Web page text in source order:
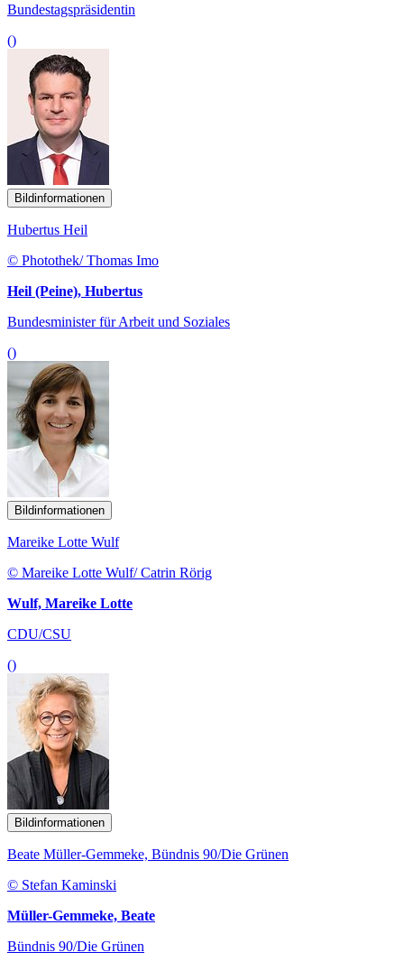
Bundestagspräsidentin
()
Bildinformationen
Hubertus Heil
© Photothek/ Thomas Imo
Heil (Peine), Hubertus
Bundesminister für Arbeit und Soziales
()
Bildinformationen
Mareike Lotte Wulf
© Mareike Lotte Wulf/ Catrin Rörig
Wulf, Mareike Lotte
CDU/CSU
()
Bildinformationen
Beate Müller-Gemmeke, Bündnis 90/Die Grünen
© Stefan Kaminski
Müller-Gemmeke, Beate
Bündnis 90/Die Grünen